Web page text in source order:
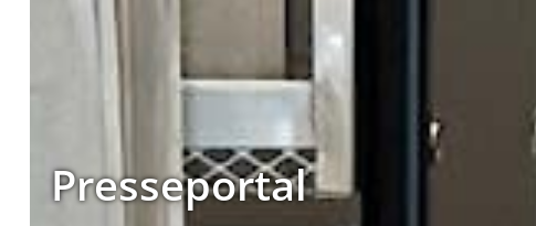
Presseportal